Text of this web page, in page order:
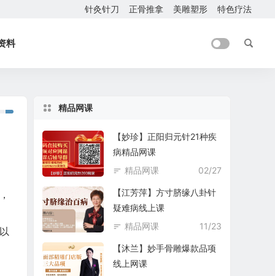
针灸针刀 正骨推拿 美雕塑形 特色疗法
料
精品网课
【妙珍】正阳归元针21种疾
病精品网课
02/27
精品网课
【江芳萍】方寸脐缘八卦针
疑难病线上课
11/23
精品网课
【沐兰】妙手骨雕爆款品项
线上网课